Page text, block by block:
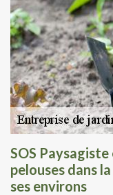
SOS
pelouses dans
ses environs